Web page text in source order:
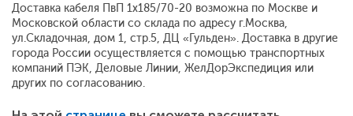
Доставка кабеля ПвП 1x185/70-20 возможна по Москве и
Московской области со склада по адресу г.Москва,
ул.Складочная, дом 1, стр.5, ДЦ «Гульден». Доставка в другие
города России осуществляется с помощью транспортных
компаний ПЭК, Деловые Линии, ЖелДорЭкспедиция или
других по согласованию.